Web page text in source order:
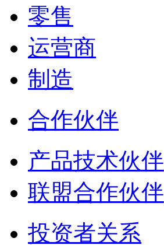
零售
运营商
制造
合作伙伴
产品技术伙伴
联盟合作伙伴
投资者关系